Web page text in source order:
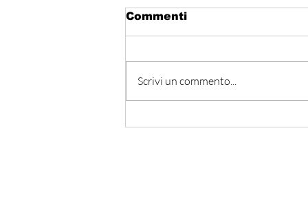
Commenti
Scrivi un commento...